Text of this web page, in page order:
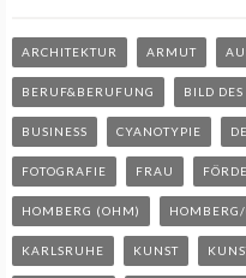
ARCHITEKTUR ARMUT
BERUF&BERUFUNG BILD
BUSINESS CYANOTYPIE
FOTOGRAFIE FRAU
HOMBERG (OHM)
KARLSRUHE KUNST